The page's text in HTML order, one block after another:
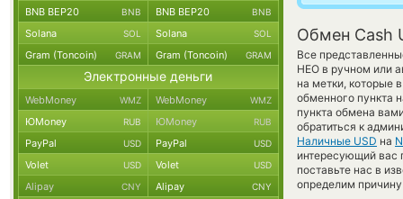
Обмен Cash
Все
НЕО в ручном или
на метки, которые
обменного пункта
пункта обмена
обратиться к
Наличные USD на
интересующий вас
поставьте нас в
определим
BNB BEP20 BNB BNB BEP20 BNB
Solana SOL Solana SOL
Gram (Toncoin) GRAM Gram (Toncoin) GRAM
Электронные деньги
WebMoney WMZ WebMoney WMZ
ЮMoney RUB ЮMoney RUB
PayPal USD PayPal USD
Volet USD Volet USD
Alipay CNY Alipay CNY